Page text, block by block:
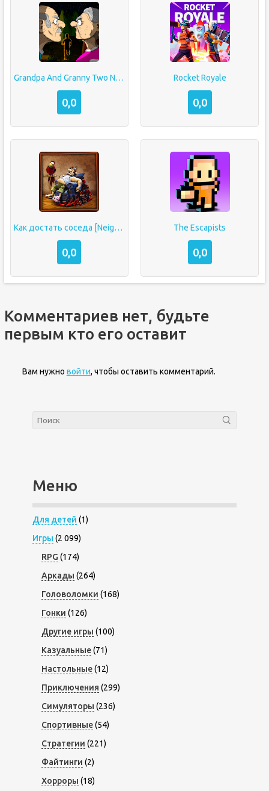
Grandpa And Granny Two Night Hunters
0,0
Rocket Royale
0,0
Как достать соседа [Neighbours From Hell]
0,0
The Escapists
0,0
Комментариев нет, будьте
первым кто его оставит
Вам нужно войти, чтобы оставить комментарий.
Меню
Для детей (1)
Игры (2 099)
RPG (174)
Аркады (264)
Головоломки (168)
Гонки (126)
Другие игры (100)
Казуальные(71)
Настольные(12)
Приключения (299)
Симуляторы (236)
Спортивные(54)
Стратегии (221)
Файтинги (2)
Хорроры (18)